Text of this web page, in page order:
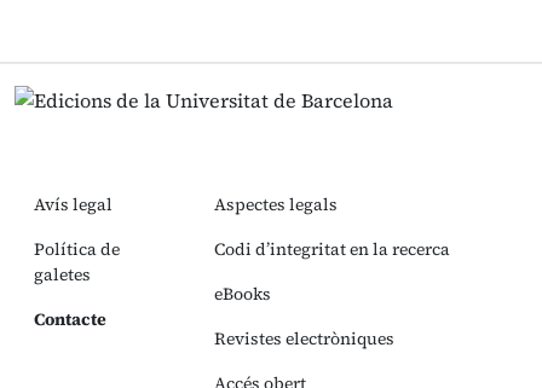
Avís legal
Política de
galetes
Contacte
Aspectes legals
Codi d’integritat en la recerca
eBooks
Revistes electròniques